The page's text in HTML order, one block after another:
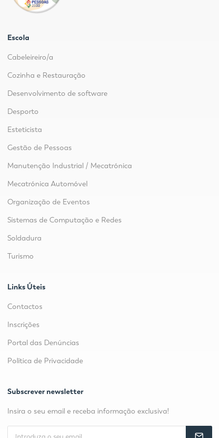
Escola
Cabeleireiro/a
Cozinha e Restauração
Desenvolvimento de software
Desporto
Esteticista
Gestão de Pessoas
Manutenção Industrial / Mecatrónica
Mecatrónica Automóvel
Organização de Eventos
Sistemas de Computação e Redes
Soldadura
Turismo
Links Úteis
Contactos
Inscrições
Portal das Denúncias
Política de Privacidade
Subscrever newsletter
Insira o seu email e receba informação exclusiva!